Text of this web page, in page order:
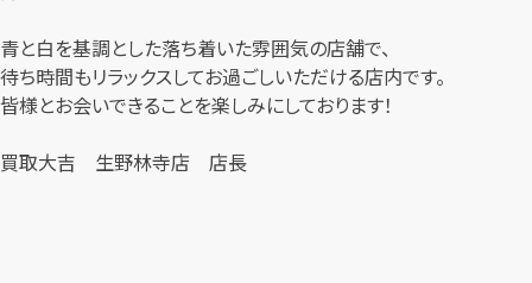
青と白を基調とした落ち着いた雰囲気の店舗で、
待ち時間もリラックスしてお過ごしいただける店内です。
皆様とお会いできることを楽しみにしております！
買取大吉 生野林寺店 店長